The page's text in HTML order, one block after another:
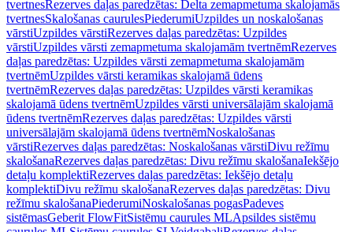
tvertnesRezerves daļas paredzētas: Delta zemapmetuma skalojamās
tvertnesSkalošanas caurulesPiederumiUzpildes un noskalošanas
vārstiUzpildes vārstiRezerves daļas paredzētas: Uzpildes
vārstiUzpildes vārsti zemapmetuma skalojamām tvertnēmRezerves
daļas paredzētas: Uzpildes vārsti zemapmetuma skalojamām
tvertnēmUzpildes vārsti keramikas skalojamā ūdens
tvertnēmRezerves daļas paredzētas: Uzpildes vārsti keramikas
skalojamā ūdens tvertnēmUzpildes vārsti universālajām skalojamā
ūdens tvertnēmRezerves daļas paredzētas: Uzpildes vārsti
universālajām skalojamā ūdens tvertnēmNoskalošanas
vārstiRezerves daļas paredzētas: Noskalošanas vārstiDivu režīmu
skalošanaRezerves daļas paredzētas: Divu režīmu skalošanaIekšējo
detaļu komplektiRezerves daļas paredzētas: Iekšējo detaļu
komplektiDivu režīmu skalošanaRezerves daļas paredzētas: Divu
režīmu skalošanaPiederumiNoskalošanas pogasPadeves
sistēmasGeberit FlowFitSistēmu caurules MLApsildes sistēmu